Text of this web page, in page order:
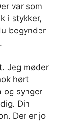
var som
i stykker,
begynder
Jeg møder
hørt
og synger
Din
Der er jo